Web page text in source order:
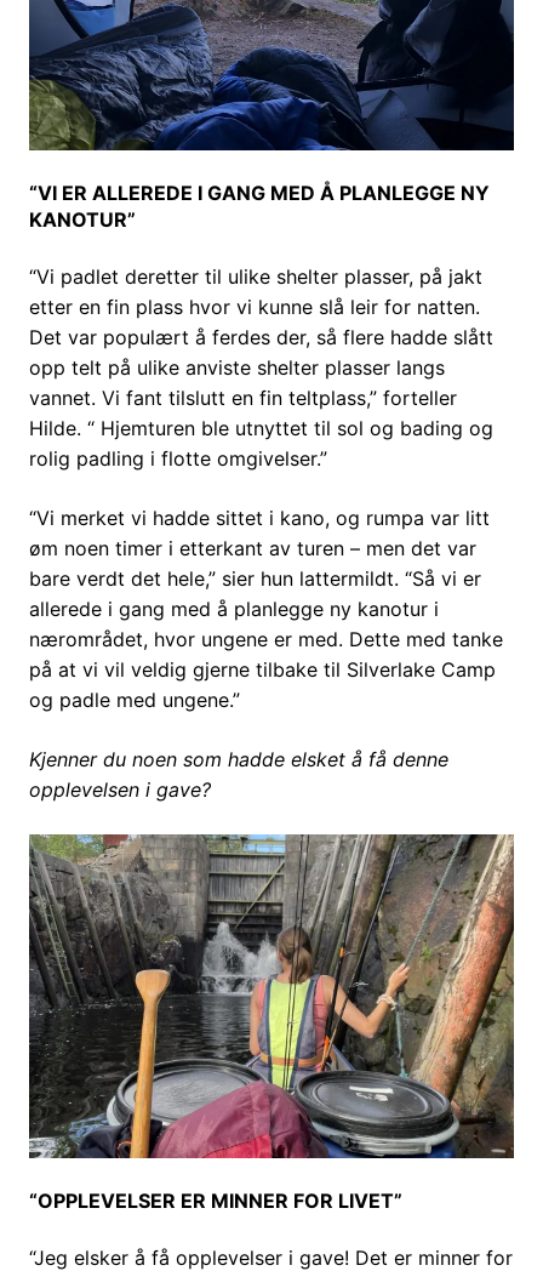
“VI ER ALLEREDE I GANG MED Å PLANLEGGE NY
KANOTUR”
“Vi padlet deretter til ulike shelter plasser, på jakt
etter en fin plass hvor vi kunne slå leir for natten.
Det var populært å ferdes der, så flere hadde slått
opp telt på ulike anviste shelter plasser langs
vannet. Vi fant tilslutt en fin teltplass,” forteller
Hilde. “ Hjemturen ble utnyttet til sol og bading og
rolig padling i flotte omgivelser.”
“Vi merket vi hadde sittet i kano, og rumpa var litt
øm noen timer i etterkant av turen – men det var
bare verdt det hele,” sier hun lattermildt. “Så vi er
allerede i gang med å planlegge ny kanotur i
nærområdet, hvor ungene er med. Dette med tanke
på at vi vil veldig gjerne tilbake til Silverlake Camp
og padle med ungene.”
Kjenner du noen som hadde elsket å få denne
opplevelsen i gave?
“OPPLEVELSER ER MINNER FOR LIVET”
“Jeg elsker å få opplevelser i gave! Det er minner for